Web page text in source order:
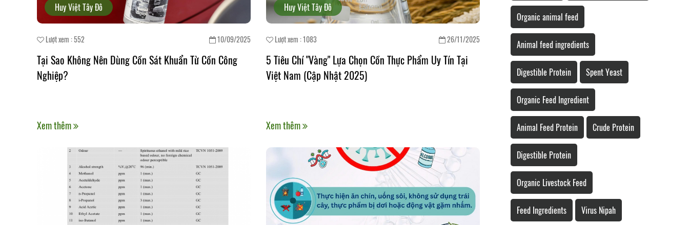
Huy Việt Tây Đô
Lượt xem : 552 10/09/2025
Tại Sao Không Nên Dùng Cồn Sát Khuẩn Từ Cồn Công
Nghiệp?
Xem thêm
Huy Việt Tây Đô
Lượt xem : 1083 26/11/2025
5 Tiêu Chí "Vàng" Lựa Chọn Cồn Thực Phẩm Uy Tín Tại
Việt Nam (Cập Nhật 2025)
Xem thêm
Organic animal feed
Animal feed ingredients
Digestible Protein Spent Yeast
Organic Feed Ingredient
Animal Feed Protein Crude Protein
Digestible Protein
Organic Livestock Feed
Feed Ingredients Virus Nipah